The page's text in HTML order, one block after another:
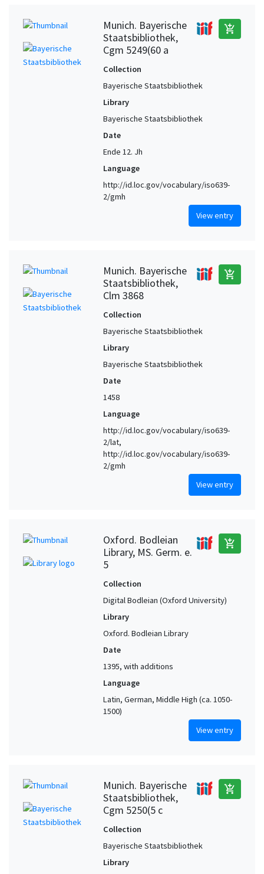
Munich. Bayerische
Staatsbibliothek,
Cgm 5249(60 a
add_shopping_cart
Collection
Bayerische Staatsbibliothek
Library
Bayerische Staatsbibliothek
Date
Ende 12. Jh
Language
http://id.loc.gov/vocabulary/iso639-
2/gmh
View entry
Munich. Bayerische
Staatsbibliothek,
Clm 3868
add_shopping_cart
Collection
Bayerische Staatsbibliothek
Library
Bayerische Staatsbibliothek
Date
1458
Language
http://id.loc.gov/vocabulary/iso639-
2/lat,
http://id.loc.gov/vocabulary/iso639-
2/gmh
View entry
Oxford. Bodleian
Library, MS. Germ. e.
5
add_shopping_cart
Collection
Digital Bodleian (Oxford University)
Library
Oxford. Bodleian Library
Date
1395, with additions
Language
Latin, German, Middle High (ca. 1050-
1500)
View entry
Munich. Bayerische
Staatsbibliothek,
Cgm 5250(5 c
add_shopping_cart
Collection
Bayerische Staatsbibliothek
Library